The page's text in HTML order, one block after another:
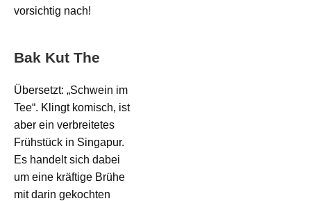
vorsichtig nach!
Bak Kut The
Übersetzt: „Schwein im
Tee“. Klingt komisch, ist
aber ein verbreitetes
Frühstück in Singapur.
Es handelt sich dabei
um eine kräftige Brühe
mit darin gekochten